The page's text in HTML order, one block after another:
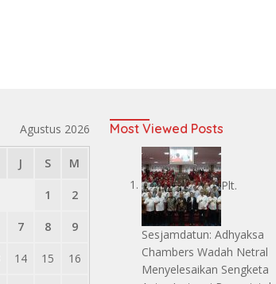
Agustus 2026
J S M
1 2
7 8 9
14 15 16
Most Viewed Posts
Plt.
Sesjamdatun: Adhyaksa
Chambers Wadah Netral
Menyelesaikan Sengketa